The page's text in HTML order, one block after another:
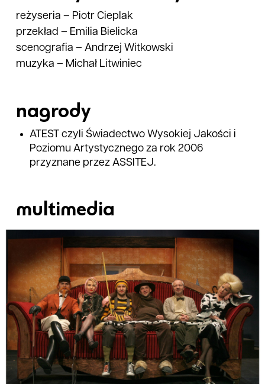
reżyseria – Piotr Cieplak
przekład – Emilia Bielicka
scenografia – Andrzej Witkowski
muzyka – Michał Litwiniec
nagrody
ATEST czyli Świadectwo Wysokiej Jakości i
Poziomu Artystycznego za rok 2006
przyznane przez ASSITEJ.
multimedia